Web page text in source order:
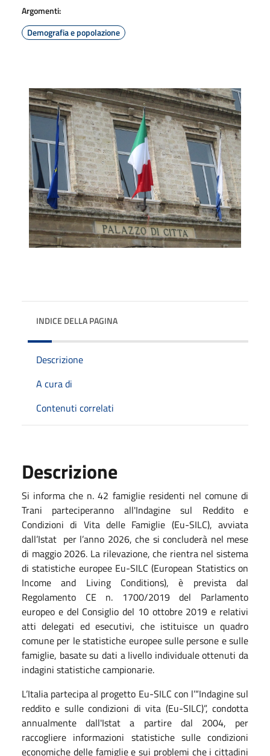
Argomenti:
Demografia e popolazione
INDICE DELLA PAGINA
Descrizione
A cura di
Contenuti correlati
Descrizione
Si informa che n. 42 famiglie residenti nel comune di
Trani parteciperanno all'Indagine sul Reddito e
Condizioni di Vita delle Famiglie (Eu-SILC), avviata
dall’Istat per l’anno 2026, che si concluderà nel mese
di maggio 2026. La rilevazione, che rientra nel sistema
di statistiche europee Eu-SILC (European Statistics on
Income and Living Conditions), è prevista dal
Regolamento CE n. 1700/2019 del Parlamento
europeo e del Consiglio del 10 ottobre 2019 e relativi
atti delegati ed esecutivi, che istituisce un quadro
comune per le statistiche europee sulle persone e sulle
famiglie, basate su dati a livello individuale ottenuti da
indagini statistiche campionarie.
L’Italia partecipa al progetto Eu-SILC con l’“Indagine sul
reddito e sulle condizioni di vita (Eu-SILC)”, condotta
annualmente dall'Istat a partire dal 2004, per
raccogliere informazioni statistiche sulle condizioni
economiche delle famiglie e sui problemi che i cittadini